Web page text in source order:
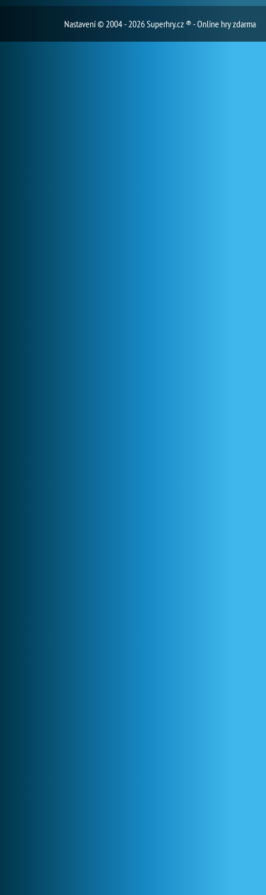
Nastavení© 2004 - 2026 Superhry.cz ® - Online hry zdarma